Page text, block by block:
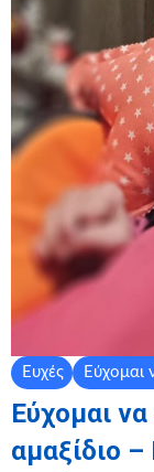
Ευχές Εύχομαι
Εύχομαι
αμαξίδιο